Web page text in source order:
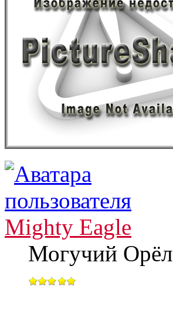
Mighty Eagle
Могучий Орёл